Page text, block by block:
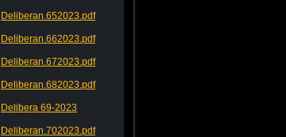
Deliberan.652023.pdf
Deliberan.662023.pdf
Deliberan.672023.pdf
Deliberan.682023.pdf
Delibera 69-2023
Deliberan.702023.pdf